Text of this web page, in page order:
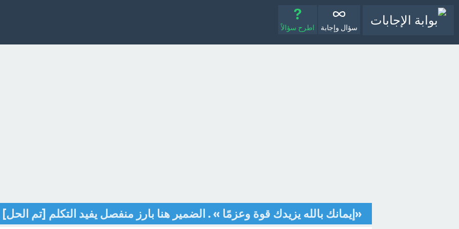
سؤال وإجابة اطرح سؤالاً
«إيمانك بالله يزيدك قوة وعزمًا » . الضمير هنا بارز منفصل يفيد التكلم [تم الحل]